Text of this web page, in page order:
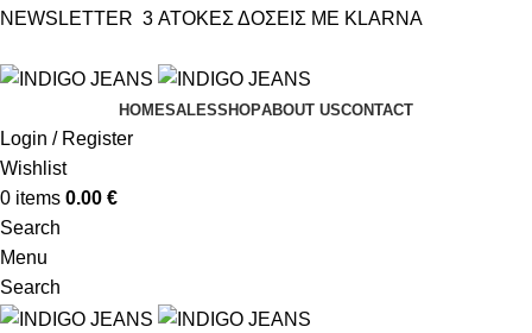
NEWSLETTER 3 ΑΤΟΚΕΣ ΔΟΣΕΙΣ ΜΕ KLARNA
HOMESALESSHOPABOUT USCONTACT
Login / Register
Wishlist
0 items 0.00 €
Search
Menu
Search